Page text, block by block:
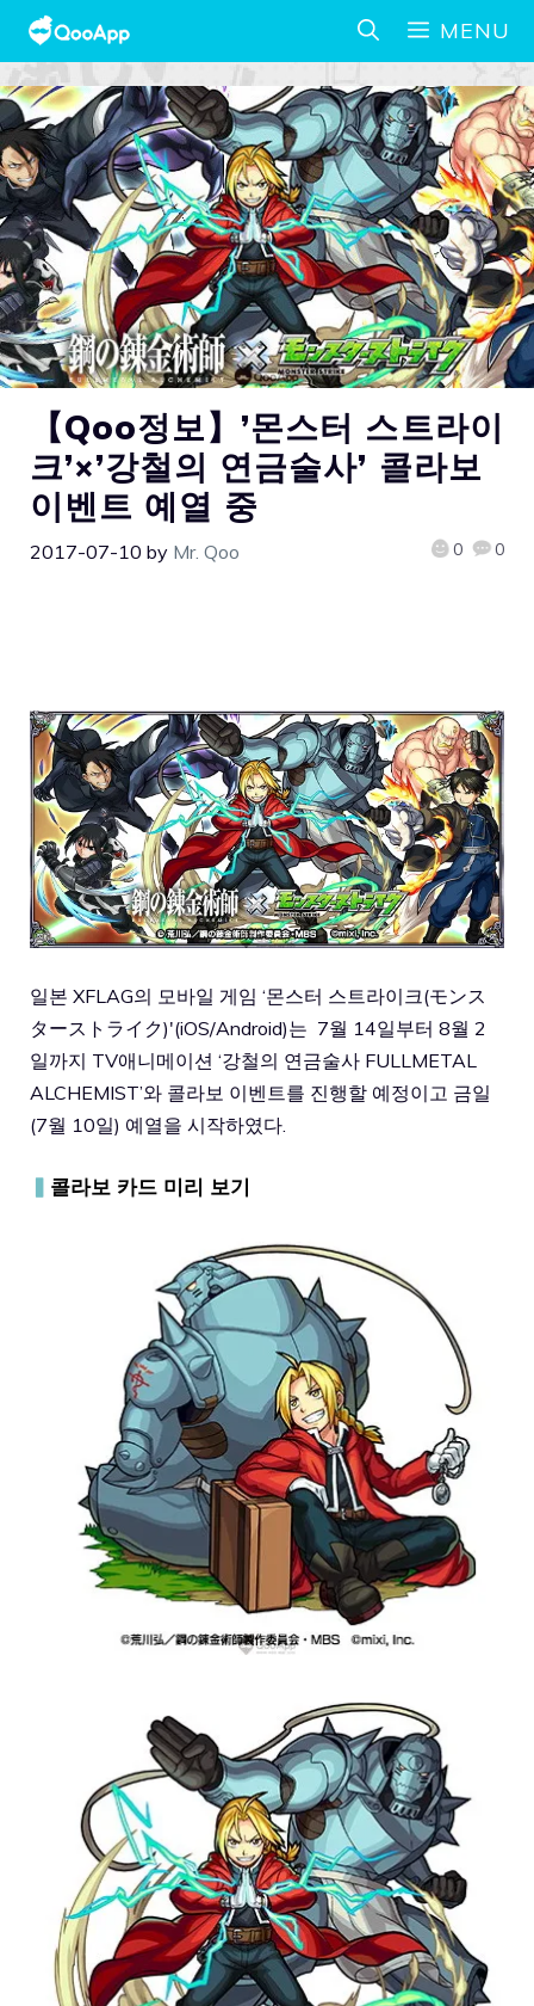
MENU
【Qoo정보】’몬스터 스트라이
크’×’강철의 연금술사’ 콜라보
이벤트 예열 중
2017-07-10 by Mr. Qoo 0 0
일본 XFLAG의 모바일 게임 ‘몬스터 스트라이크(モンス
ターストライク)'(iOS/Android)는 7월 14일부터 8월 2
일까지 TV애니메이션 ‘강철의 연금술사 FULLMETAL
ALCHEMIST’와 콜라보 이벤트를 진행할 예정이고 금일
(7월 10일) 예열을 시작하였다.
▍ 콜라보 카드 미리 보기